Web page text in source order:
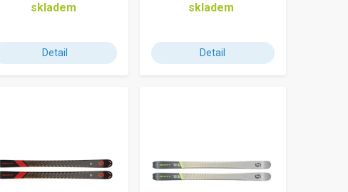
skladem
Detail
skladem
Detail